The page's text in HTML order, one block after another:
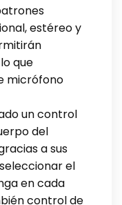
estéreo y
que
micrófono
un control
del
a sus
el
en cada
control de